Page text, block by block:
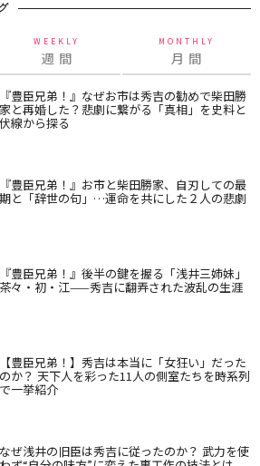
WEEKLY
週 間
MONTHLY
月 間
『豊臣兄弟！』なぜお市は秀吉の勧めで柴田勝
家と再婚した？悲劇に繋がる「真相」を史料と
伏線から探る
『豊臣兄弟！』お市と柴田勝家、自刃しての最
期と「辞世の句」…運命を共にした２人の悲劇
『豊臣兄弟！』後半の鍵を握る「浅井三姉妹」
茶々・初・江——秀吉に翻弄された波乱の生涯
【豊臣兄弟！】秀吉は本当に「女狂い」だった
のか？ 天下人を彩った11人の側室たちを時系列
で一挙紹介
なぜ浅井の旧臣は秀吉に従ったのか？ 武力を使